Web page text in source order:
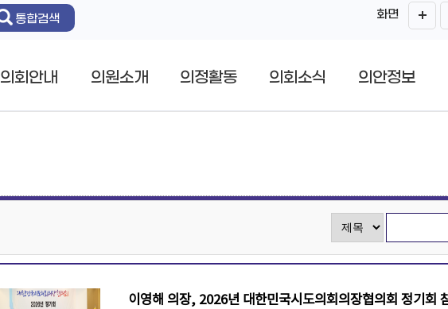
통합검색 화면
의회안내 의원소개 의정활동 의회소식 의안정보
이영해 의장, 2026년 대한민국시도의회의장협의회 정기회